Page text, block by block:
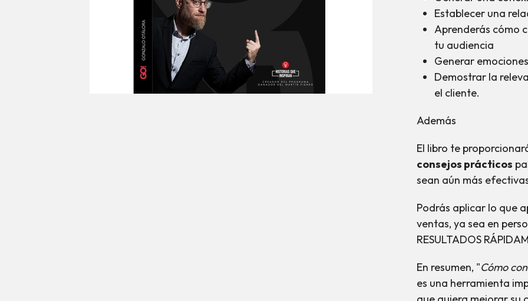
Establecer una
Aprenderás cómo
tu audiencia
Generar
Demostrar la
el cliente.
Además
El libro te
consejos prácticos
sean aún más
Podrás aplicar lo que
ventas, ya sea en
RESULTADOS
En resumen, "Cómo
es una herramienta